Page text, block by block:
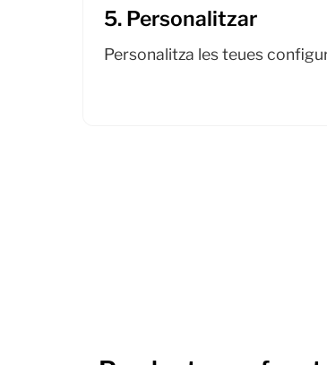
5. Personalitzar
Personalitza les teues